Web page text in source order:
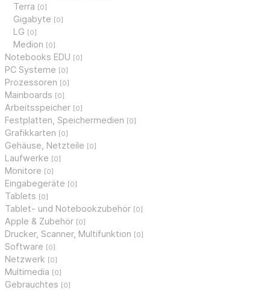
Terra [0]
Gigabyte [0]
LG [0]
Medion [0]
Notebooks EDU [0]
PC Systeme [0]
Prozessoren [0]
Mainboards [0]
Arbeitsspeicher [0]
Festplatten, Speichermedien [0]
Grafikkarten [0]
Gehäuse, Netzteile [0]
Laufwerke [0]
Monitore [0]
Eingabegeräte [0]
Tablets [0]
Tablet- und Notebookzubehör [0]
Apple & Zubehör [0]
Drucker, Scanner, Multifunktion [0]
Software [0]
Netzwerk [0]
Multimedia [0]
Gebrauchtes [0]